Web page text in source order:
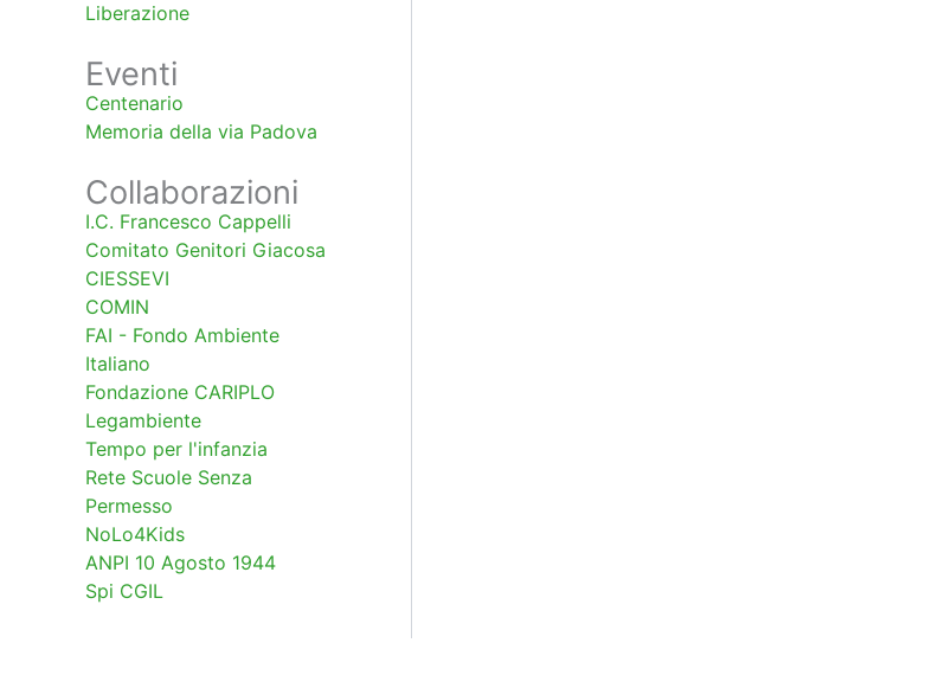
Liberazione
Eventi
Centenario
Memoria della via Padova
Collaborazioni
I.C. Francesco Cappelli
Comitato Genitori Giacosa
CIESSEVI
COMIN
FAI - Fondo Ambiente
Italiano
Fondazione CARIPLO
Legambiente
Tempo per l'infanzia
Rete Scuole Senza
Permesso
NoLo4Kids
ANPI 10 Agosto 1944
Spi CGIL